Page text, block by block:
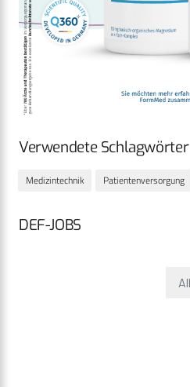
Verwendete Schlagwörter
Medizintechnik Patientenversorgung
DEF-JOBS